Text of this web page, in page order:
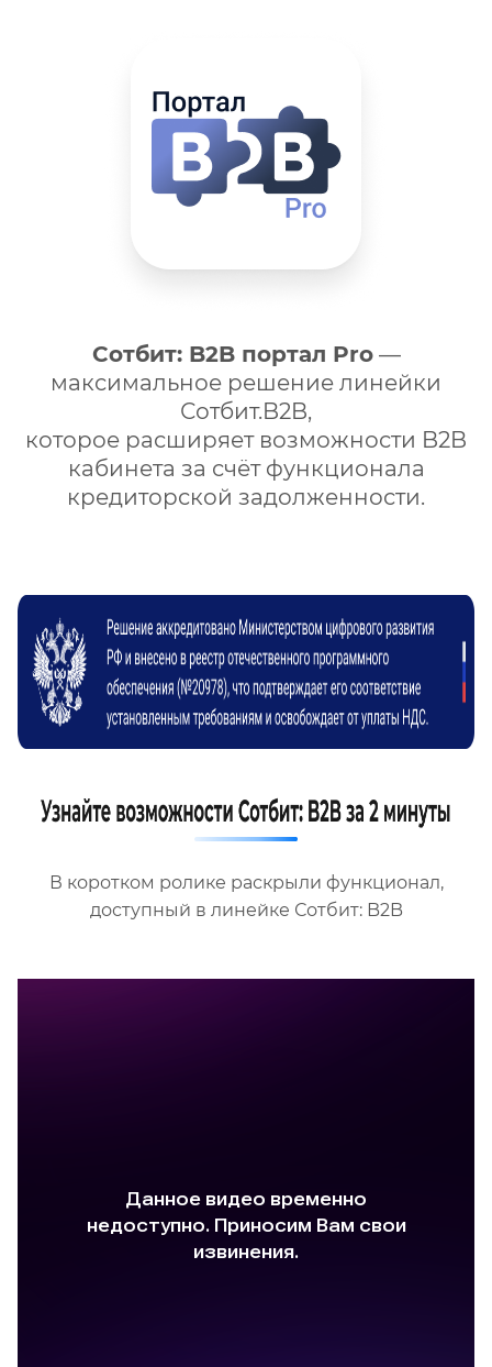
Сотбит: B2B портал Pro—
максимальное решение линейки
Сотбит.B2B,
которое расширяет возможности B2B
кабинета за счёт функционала
кредиторской задолженности.
В коротком ролике раскрыли функционал,
доступный в линейке Сотбит: B2B